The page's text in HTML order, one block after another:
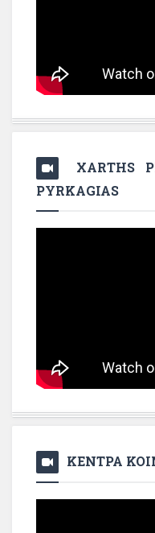
XARTHS
PYRKAGIAS
ΚΕΝΤΡΑ